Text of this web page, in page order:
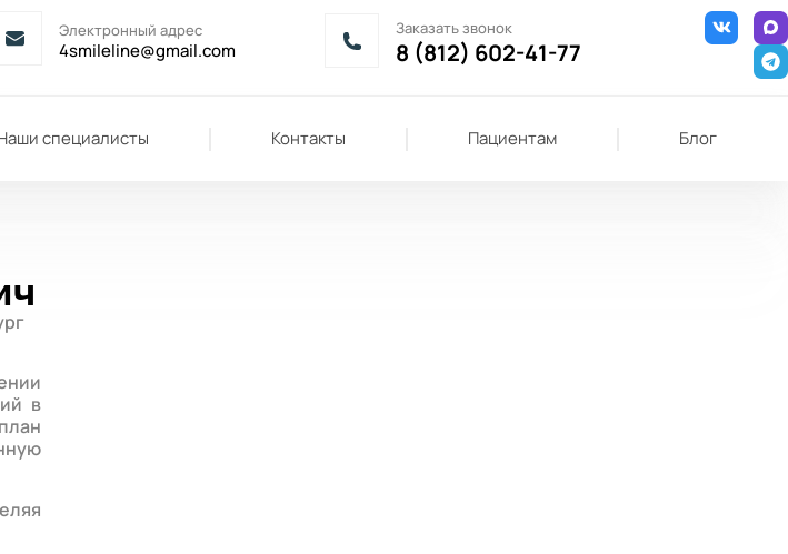
Электронный адрес
4smileline@gmail.com
Заказать звонок
8 (812) 602-41-77
специалисты Контакты Пациентам Блог
в